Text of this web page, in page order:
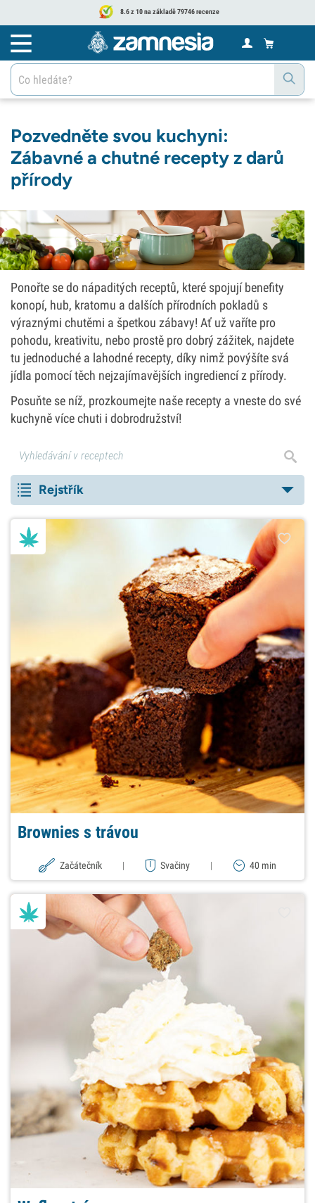
8.6 z 10 na základě 79746 recenze
Pozvedněte svou kuchyni:
Zábavné a chutné recepty z darů
přírody
Ponořte se do nápaditých receptů, které spojují benefity
konopí, hub, kratomu a dalších přírodních pokladů s
výraznými chutěmi a špetkou zábavy! Ať už vaříte pro
pohodu, kreativitu, nebo prostě pro dobrý zážitek, najdete
tu jednoduché a lahodné recepty, díky nimž povýšíte svá
jídla pomocí těch nejzajímavějších ingrediencí z přírody.
Posuňte se níž, prozkoumejte naše recepty a vneste do své
kuchyně více chuti i dobrodružství!
Rejstřík
Brownies s trávou
Začátečník | Svačiny | 40 min